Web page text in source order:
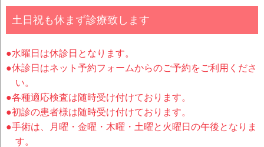
土日祝も休まず診療致します
●水曜日は休診日となります。
●休診日はネット予約フォームからのご予約をご利用くださ
い。
●各種適応検査は随時受け付けております。
●初診の患者様は随時受け付けております。
●手術は、月曜・金曜・木曜・土曜と火曜日の午後となりま
す。